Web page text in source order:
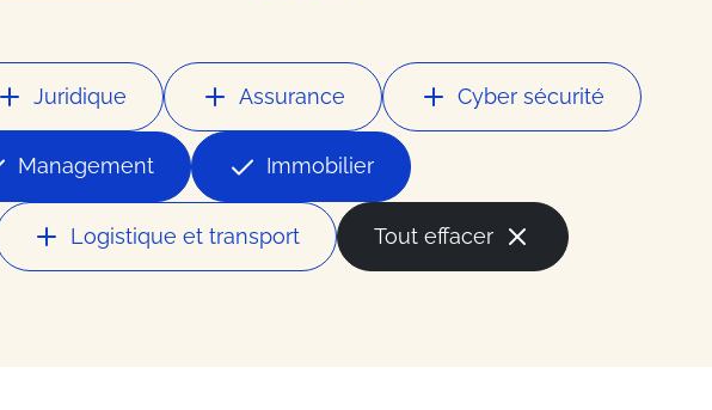
mode
Juridique Assurance Cyber sécurité
Management Immobilier
Logistique et transport Tout effacer